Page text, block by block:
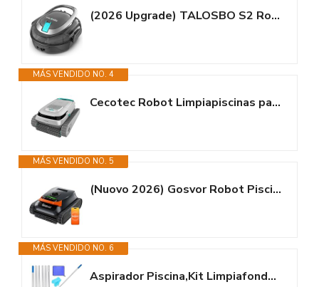
(2026 Upgrade) TALOSBO S2 Robot Piscina,Doble Filtración, Doble Motor...
MÁS VENDIDO NO. 4
Cecotec Robot Limpiapiscinas para Fondos, Paredes y Línea de Flotación...
MÁS VENDIDO NO. 5
(Nuovo 2026) Gosvor Robot Piscina Limpiafondos y Paredes, Doble...
MÁS VENDIDO NO. 6
Aspirador Piscina,Kit Limpiafondos Piscina Manual,Limpiafondos...